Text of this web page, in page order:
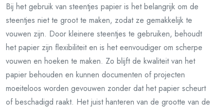
Bij het gebruik van steentjes papier is het belangrijk om de
steentjes niet te groot te maken, zodat ze gemakkelijk te
vouwen zijn. Door kleinere steentjes te gebruiken, behoudt
het papier zijn flexibiliteit en is het eenvoudiger om scherpe
vouwen en hoeken te maken. Zo blijft de kwaliteit van het
papier behouden en kunnen documenten of projecten
moeiteloos worden gevouwen zonder dat het papier scheurt
of beschadigd raakt. Het juist hanteren van de grootte van de